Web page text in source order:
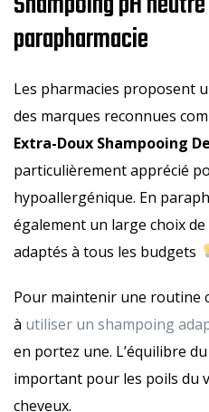
parapharmacie
Les pharmacies proposent
des marques reconnues
Extra-Doux Shampooing
particulièrement apprécié
hypoallergénique. En
également un large choix
adaptés à tous les budgets
Pour maintenir une routine
à utiliser un shampoing
en portez une. L’équilibre
important pour les poils du
cheveux.